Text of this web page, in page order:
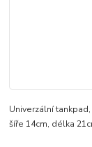
Univerzální
šíře 14cm, délka